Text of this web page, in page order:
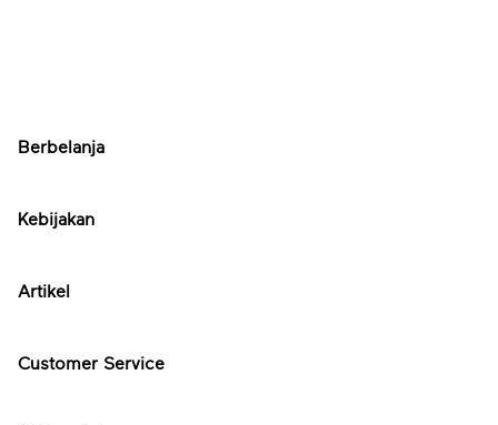
Berbelanja
Kebijakan
Artikel
Customer Service